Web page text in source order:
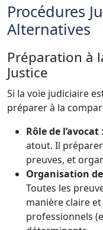
Procédures
Alternatives
Préparation à
Justice
Si la voie judiciaire
préparer à la
Rôle de l’avocat
atout. Il
preuves, et
Organisation
Toutes les
manière claire
professionnels